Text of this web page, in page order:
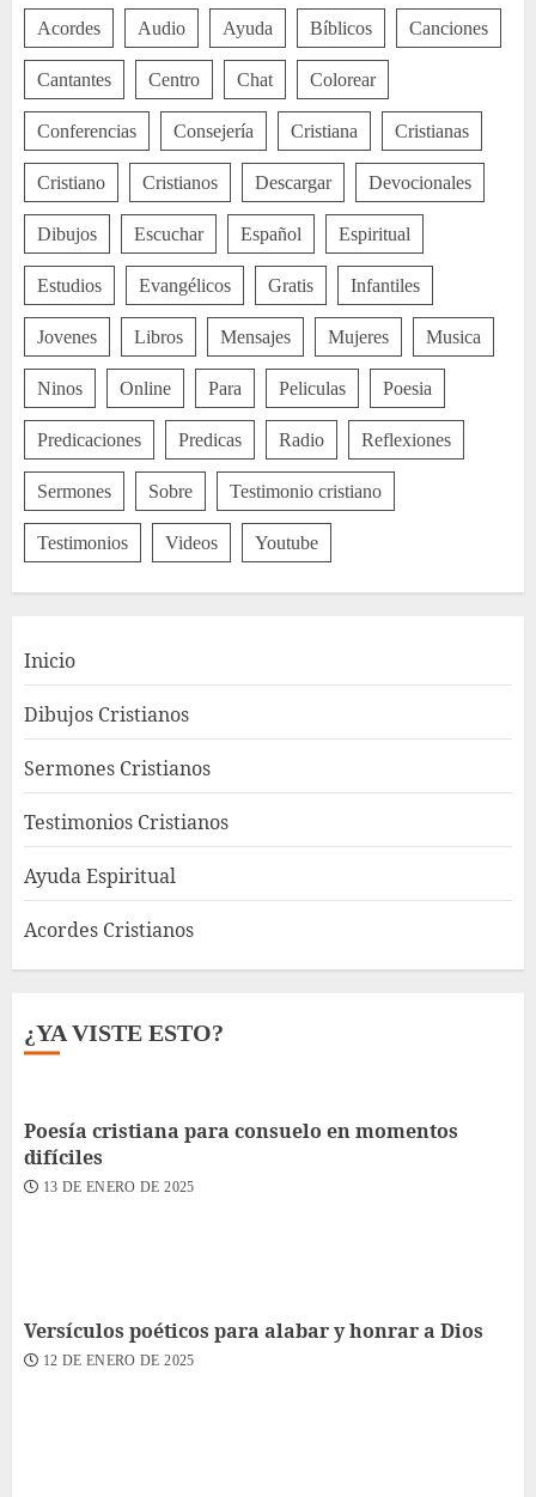
Acordes Audio Ayuda Bíblicos Canciones
Cantantes Centro Chat Colorear
Conferencias Consejería Cristiana Cristianas
Cristiano Cristianos Descargar Devocionales
Dibujos Escuchar Español Espiritual
Estudios Evangélicos Gratis Infantiles
Jovenes Libros Mensajes Mujeres Musica
Ninos Online Para Peliculas Poesia
Predicaciones Predicas Radio Reflexiones
Sermones Sobre Testimonio cristiano
Testimonios Videos Youtube
Inicio
Dibujos Cristianos
Sermones Cristianos
Testimonios Cristianos
Ayuda Espiritual
Acordes Cristianos
¿YA VISTE ESTO?
Poesía cristiana para consuelo en momentos
difíciles
13 DE ENERO DE 2025
Versículos poéticos para alabar y honrar a Dios
12 DE ENERO DE 2025